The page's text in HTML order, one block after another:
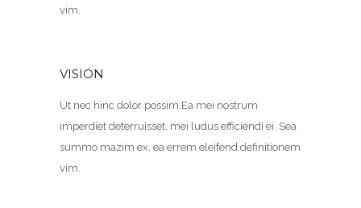
vim.
VISION
Ut nec hinc dolor possim.Ea mei nostrum
imperdiet deterruisset, mei ludus efficiendi ei. Sea
summo mazim ex, ea errem eleifend definitionem
vim.